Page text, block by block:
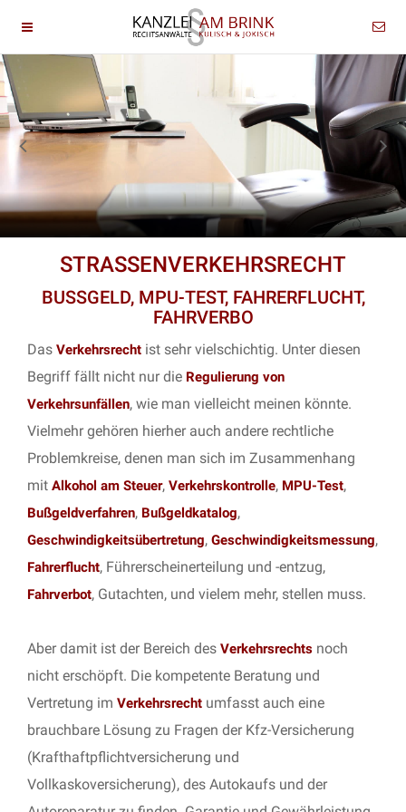
STRASSENVERKEHRSRECHT
BUSSGELD, MPU-TEST, FAHRERFLUCHT,
FAHRVERBO
Das Verkehrsrecht ist sehr vielschichtig. Unter diesen
Begriff fällt nicht nur die Regulierung von
Verkehrsunfällen, wie man vielleicht meinen könnte.
Vielmehr gehören hierher auch andere rechtliche
Problemkreise, denen man sich im Zusammenhang
mit Alkohol am Steuer, Verkehrskontrolle, MPU-Test,
Bußgeldverfahren, Bußgeldkatalog,
Geschwindigkeitsübertretung, Geschwindigkeitsmessung,
Fahrerflucht, Führerscheinerteilung und -entzug,
Fahrverbot, Gutachten, und vielem mehr, stellen muss.
Aber damit ist der Bereich des Verkehrsrechts noch
nicht erschöpft. Die kompetente Beratung und
Vertretung im Verkehrsrecht umfasst auch eine
brauchbare Lösung zu Fragen der Kfz-Versicherung
(Krafthaftpflichtversicherung und
Vollkaskoversicherung), des Autokaufs und der